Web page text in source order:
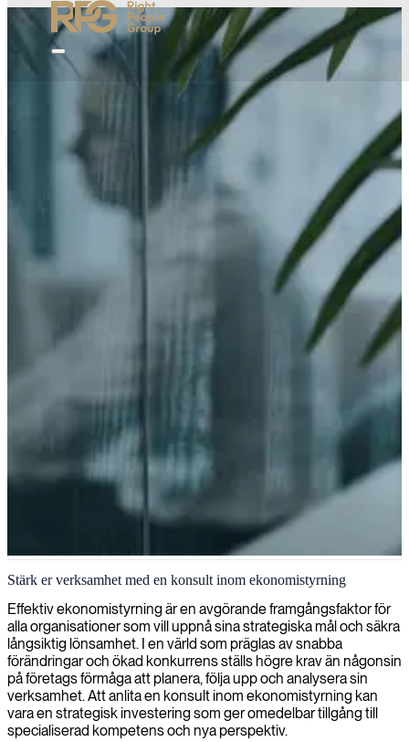
Ekonomistyrning
Vi erbjuder erfarna ekonomistyrningsexperter som kommer att
förbättra din ekonomiska prestation genom strategisk planering,
budgetering och optimering av centrala ekonomiska processer.
Stärk er verksamhet med en konsult inom ekonomistyrning
Effektiv ekonomistyrning är en avgörande framgångsfaktor för
alla organisationer som vill uppnå sina strategiska mål och säkra
långsiktig lönsamhet. I en värld som präglas av snabba
förändringar och ökad konkurrens ställs högre krav än någonsin
på företags förmåga att planera, följa upp och analysera sin
verksamhet. Att anlita en konsult inom ekonomistyrning kan
vara en strategisk investering som ger omedelbar tillgång till
specialiserad kompetens och nya perspektiv.